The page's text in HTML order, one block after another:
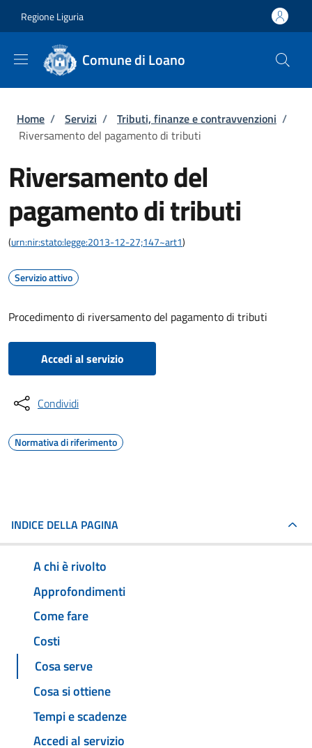
Regione Liguria
Comune di Loano
Briciole di pane
Home / Servizi / Tributi, finanze e contravvenzioni /
Riversamento del pagamento di tributi
Riversamento del
pagamento di tributi
(urn:nir:stato:legge:2013-12-27;147~art1)
Servizio attivo
Procedimento di riversamento del pagamento di tributi
Accedi al servizio
Condividi
Normativa di riferimento
INDICE DELLA PAGINA
A chi è rivolto
Approfondimenti
Come fare
Costi
Cosa serve
Cosa si ottiene
Tempi e scadenze
Accedi al servizio